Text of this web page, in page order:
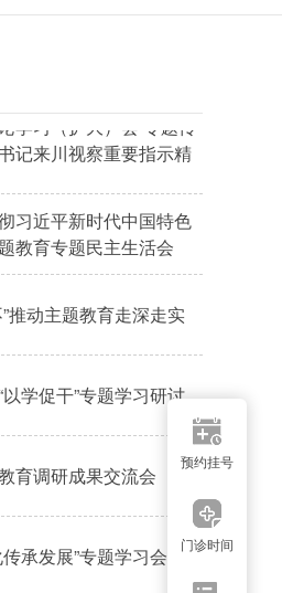
预约挂号
门诊时间
学习（扩大）会 专题传
记来川视察重要指示精
习近平新时代中国特色
教育专题民主生活会
推动主题教育走深走实
学促干”专题学习研讨
育调研成果交流会
承发展”专题学习会